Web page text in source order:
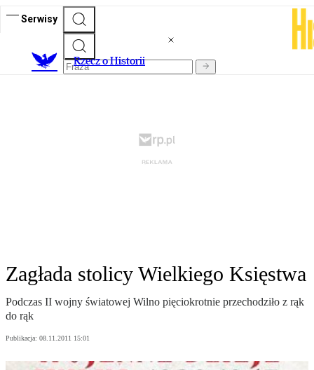
Serwisy
Rzecz o Historii
Zagłada stolicy Wielkiego Księstwa
Podczas II wojny światowej Wilno pięciokrotnie przechodziło z rąk
do rąk
Publikacja: 08.11.2011 15:01